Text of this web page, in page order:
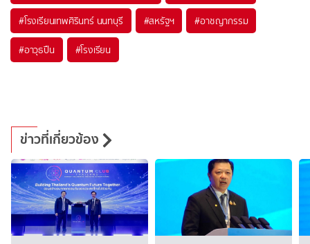
#โรงเรียนเทพศิรินทร์ นนทบุรี #สหรัฐฯ #อาชญากรรม
#อาวุธปืน #โรงเรียน
ข่าวที่เกี่ยวข้อง